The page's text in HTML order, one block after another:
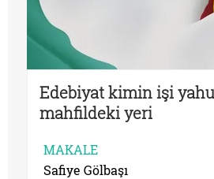
Edebiyat kimin işi
mahfildeki yeri
MAKALE
Safiye Gölbaşı